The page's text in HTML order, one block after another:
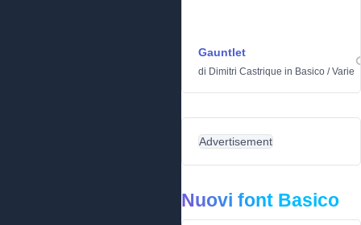
Gauntlet
di Dimitri Castrique in Basico /Varie
Advertisement
Nuovi font Basico